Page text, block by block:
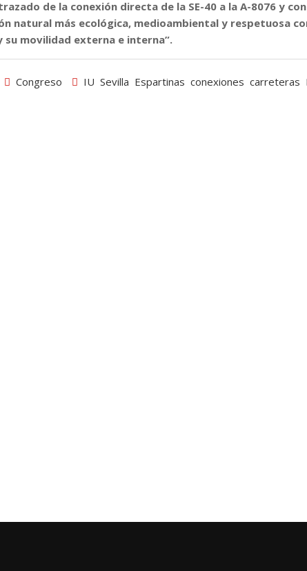
de la conexión directa de la SE-40 a la A-8076 y
natural más ecológica, medioambiental y respetuosa
su movilidad externa e interna”.
Congreso IU Sevilla Espartinas conexiones carreteras